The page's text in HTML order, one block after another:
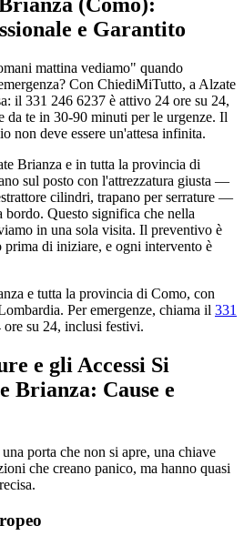
e Garantito
mattina vediamo" quando
Con ChiediMiTutto, a Alzate
il 331 246 6237 è attivo 24 ore su 24,
da te in 30-90 minuti per le urgenze. Il
non deve essere un'attesa infinita.
Brianza e in tutta la provincia di
sul posto con l'attrezzatura giusta —
cilindri, trapano per serrature —
Questo significa che nella
in una sola visita. Il preventivo è
prima di iniziare, e ogni intervento è
e tutta la provincia di Como, con
Per emergenze, chiama il 331
su 24, inclusi festivi.
e gli Accessi Si
Brianza: Cause e
porta che non si apre, una chiave
che creano panico, ma hanno quasi